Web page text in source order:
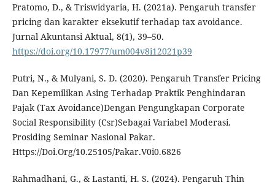
Pratomo, D., & Triswidyaria, H. (2021a). Pengaruh transfer
pricing dan karakter eksekutif terhadap tax avoidance.
Jurnal Akuntansi Aktual, 8(1), 39–50.
https://doi.org/10.17977/um004v8i12021p39
Putri, N., & Mulyani, S. D. (2020). Pengaruh Transfer Pricing
Dan Kepemilikan Asing Terhadap Praktik Penghindaran
Pajak (Tax Avoidance)Dengan Pengungkapan Corporate
Social Responsibility (Csr)Sebagai Variabel Moderasi.
Prosiding Seminar Nasional Pakar.
Https://Doi.Org/10.25105/Pakar.V0i0.6826
Rahmadhani, G., & Lastanti, H. S. (2024). Pengaruh Thin